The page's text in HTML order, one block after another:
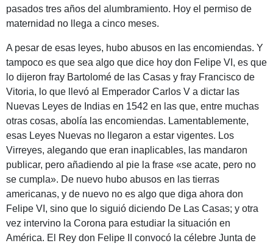
pasados tres años del alumbramiento. Hoy el permiso de
maternidad no llega a cinco meses.
A pesar de esas leyes, hubo abusos en las encomiendas. Y
tampoco es que sea algo que dice hoy don Felipe VI, es que
lo dijeron fray Bartolomé de las Casas y fray Francisco de
Vitoria, lo que llevó al Emperador Carlos V a dictar las
Nuevas Leyes de Indias en 1542 en las que, entre muchas
otras cosas, abolía las encomiendas. Lamentablemente,
esas Leyes Nuevas no llegaron a estar vigentes. Los
Virreyes, alegando que eran inaplicables, las mandaron
publicar, pero añadiendo al pie la frase «se acate, pero no
se cumpla». De nuevo hubo abusos en las tierras
americanas, y de nuevo no es algo que diga ahora don
Felipe VI, sino que lo siguió diciendo De Las Casas; y otra
vez intervino la Corona para estudiar la situación en
América. El Rey don Felipe II convocó la célebre Junta de